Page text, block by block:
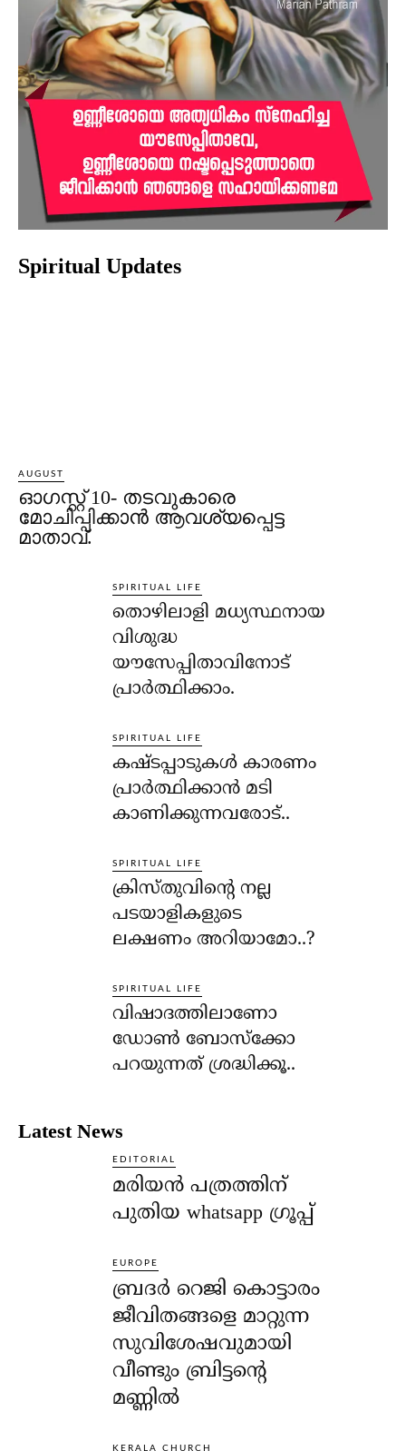
Spiritual Updates
AUGUST
ഓഗസ്റ്റ് 10- തടവുകാരെ
മോചിപ്പിക്കാന്‍ ആവശ്യപ്പെട്ട
മാതാവ്.
SPIRITUAL LIFE
തൊഴിലാളി മധ്യസ്ഥനായ
വിശുദ്ധ
യൗസേപ്പിതാവിനോട്
പ്രാര്‍ത്ഥിക്കാം.
SPIRITUAL LIFE
കഷ്ടപ്പാടുകള്‍ കാരണം
പ്രാര്‍ത്ഥിക്കാന്‍ മടി
കാണിക്കുന്നവരോട്..
SPIRITUAL LIFE
ക്രിസ്തുവിന്റെ നല്ല
പടയാളികളുടെ
ലക്ഷണം അറിയാമോ..?
SPIRITUAL LIFE
വിഷാദത്തിലാണോ
ഡോണ്‍ ബോസ്‌ക്കോ
പറയുന്നത് ശ്രദ്ധിക്കൂ..
Latest News
EDITORIAL
മരിയൻ പത്രത്തിന്
പുതിയ whatsapp ഗ്രൂപ്പ്
EUROPE
ബ്രദർ റെജി കൊട്ടാരം
ജീവിതങ്ങളെ മാറ്റുന്ന
സുവിശേഷവുമായി
വീണ്ടും ബ്രിട്ടന്റെ
മണ്ണിൽ
KERALA CHURCH